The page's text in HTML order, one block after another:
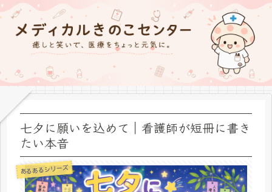
七夕に願いを込めて｜看護師が短冊に書き
たい本音
あるあるシリーズ